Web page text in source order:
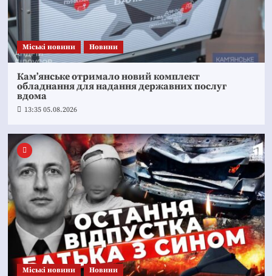
Mіські новини Новини
Кам’янське отримало новий комплект
обладнання для надання державних послуг
вдома
13:35 05.08.2026
Mіські новини Новини